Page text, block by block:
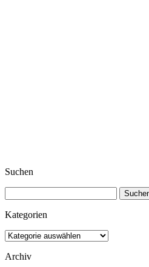
Suchen
nach:
Kategorien
Kategorien
Archiv